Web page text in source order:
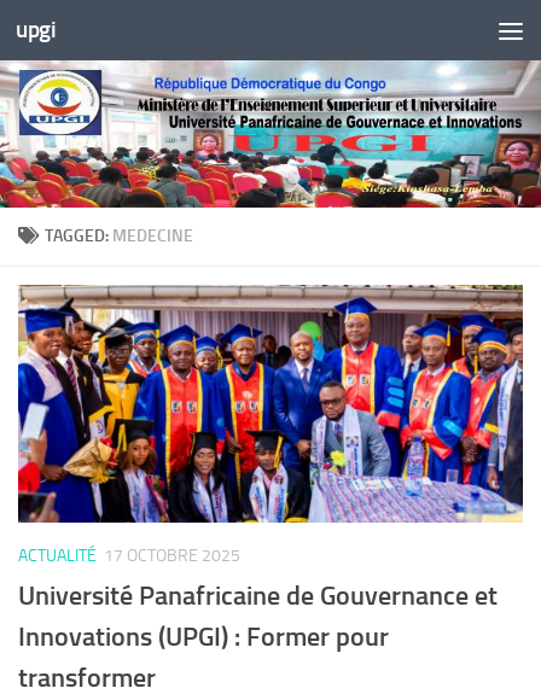
Skip to content
upgi
TAGGED: MEDECINE
ACTUALITÉ 17 OCTOBRE 2025
Université Panafricaine de Gouvernance et
Innovations (UPGI) : Former pour
transformer